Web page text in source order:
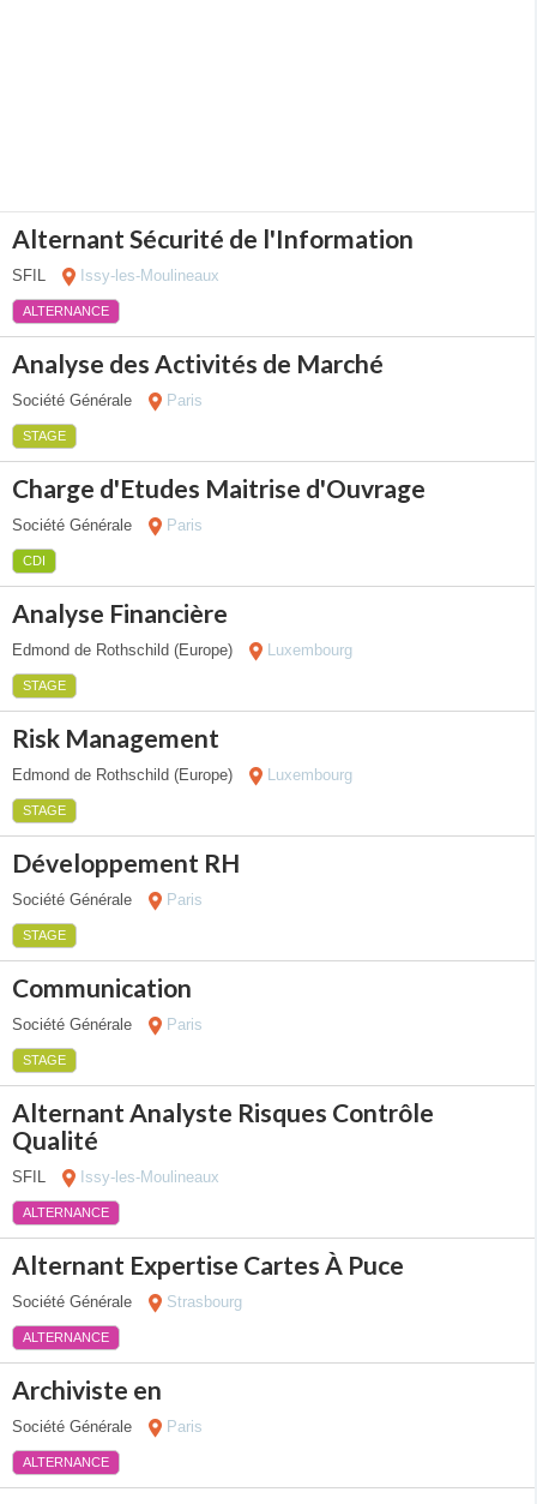
Alternant Sécurité de l'Information
SFIL Issy-les-Moulineaux
ALTERNANCE
Analyse des Activités de Marché
Société Générale Paris
STAGE
Charge d'Etudes Maitrise d'Ouvrage
Société Générale Paris
CDI
Analyse Financière
Edmond de Rothschild (Europe) Luxembourg
STAGE
Risk Management
Edmond de Rothschild (Europe) Luxembourg
STAGE
Développement RH
Société Générale Paris
STAGE
Communication
Société Générale Paris
STAGE
Alternant Analyste Risques Contrôle
Qualité
SFIL Issy-les-Moulineaux
ALTERNANCE
Alternant Expertise Cartes À Puce
Société Générale Strasbourg
ALTERNANCE
Archiviste en
Société Générale Paris
ALTERNANCE